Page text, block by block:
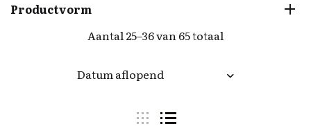
Aantal 25–36 van 65 totaal
Datum aflopend
Productvorm